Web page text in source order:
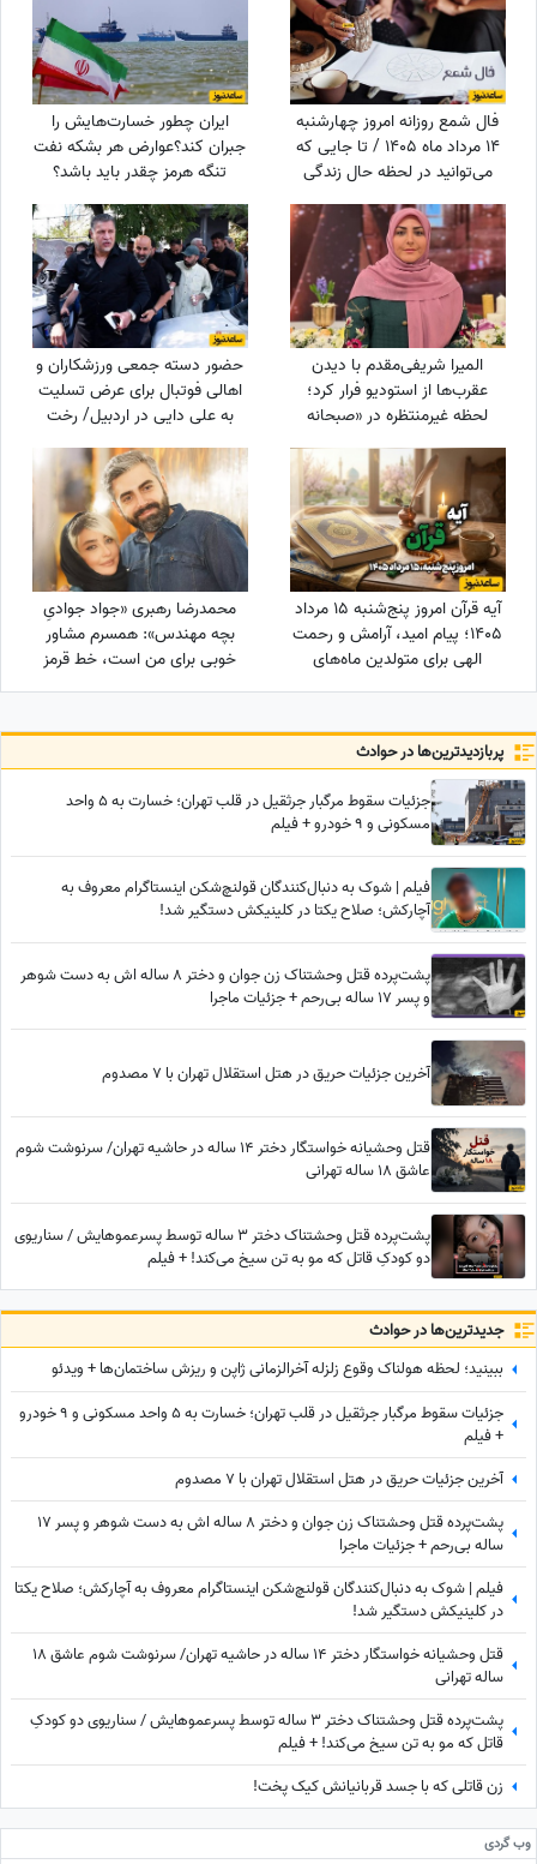
فال شمع روزانه امروز چهارشنبه
14 مرداد ماه 1405 / تا جایی که
می‌توانید در لحظه حال زندگی
کرده و از آن نهایت استفاده را
ببرید
ایران چطور خسارت‌هایش را
جبران کند؟عوارض هر بشکه نفت
تنگه هرمز چقدر باید باشد؟
المیرا شریفی‌مقدم با دیدن
عقرب‌ها از استودیو فرار کرد؛
لحظه غیرمنتظره در «صبحانه
ایرانی» + ویدئو
حضور دسته جمعی ورزشکاران و
اهالی فوتبال برای عرض تسلیت
به علی دایی در اردبیل/ رخت
عزای شهریار فوتبال ایران در مقام
اقوام درجه یک+عکس
آیه قرآن امروز پنج‌شنبه 15 مرداد
1405؛ پیام امید، آرامش و رحمت
الهی برای متولدین ماه‌های
مختلف
محمدرضا رهبری «جواد جوادیِ
بچه مهندس»: همسرم مشاور
خوبی برای من است، خط قرمز
من خانوادمه/عروسی خواهرم
فیلم یا عکسی از من گرفته شود
پربازدید‌ترین‌ها در حوادث
جزئیات سقوط مرگبار جرثقیل در قلب تهران؛ خسارت به 5 واحد
مسکونی و 9 خودرو + فیلم
فیلم | شوک به دنبال‌کنندگان قولنچ‌شکن اینستاگرام معروف به
آچارکش؛ صلاح یکتا در کلینیکش دستگیر شد!
پشت‌پرده قتل وحشتناک زن جوان و دختر 8 ساله اش به دست شوهر
و پسر 17 ساله بی‌رحم + جزئیات ماجرا
آخرین جزئیات حریق در هتل استقلال تهران با 7 مصدوم
قتل وحشیانه خواستگار دختر 14 ساله در حاشیه تهران/ سرنوشت شوم
عاشق 18 ساله تهرانی
پشت‌پرده قتل وحشتناک دختر 3 ساله توسط پسرعموهایش / سناریوی
دو کودکِ قاتل که مو به تن سیخ می‌کند! + فیلم
جدید‌ترین‌ها در حوادث
ببینید؛ لحظه هولناک وقوع زلزله آخرالزمانی ژاپن و ریزش ساختمان‌ها + ویدئو
جزئیات سقوط مرگبار جرثقیل در قلب تهران؛ خسارت به 5 واحد مسکونی و 9 خودرو
+ فیلم
آخرین جزئیات حریق در هتل استقلال تهران با 7 مصدوم
پشت‌پرده قتل وحشتناک زن جوان و دختر 8 ساله اش به دست شوهر و پسر 17
ساله بی‌رحم + جزئیات ماجرا
فیلم | شوک به دنبال‌کنندگان قولنچ‌شکن اینستاگرام معروف به آچارکش؛ صلاح یکتا
در کلینیکش دستگیر شد!
قتل وحشیانه خواستگار دختر 14 ساله در حاشیه تهران/ سرنوشت شوم عاشق 18
ساله تهرانی
پشت‌پرده قتل وحشتناک دختر 3 ساله توسط پسرعموهایش / سناریوی دو کودکِ
قاتل که مو به تن سیخ می‌کند! + فیلم
زن قاتلی که با جسد قربانیانش کیک پخت!
وب گردی